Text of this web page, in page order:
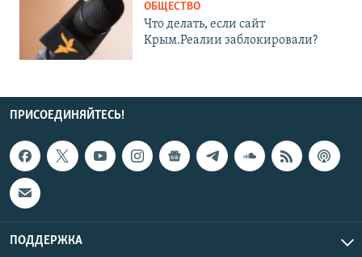
ОБЩЕСТВО
Что делать, если сайт
Крым.Реалии заблокировали?
ПРИСОЕДИНЯЙТЕСЬ!
ПОДДЕРЖКА